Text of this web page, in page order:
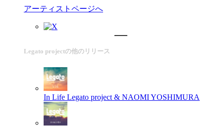
アーティストページへ
Legato projectの他のリリース
In Life Legato project & NAOMI YOSHIMURA